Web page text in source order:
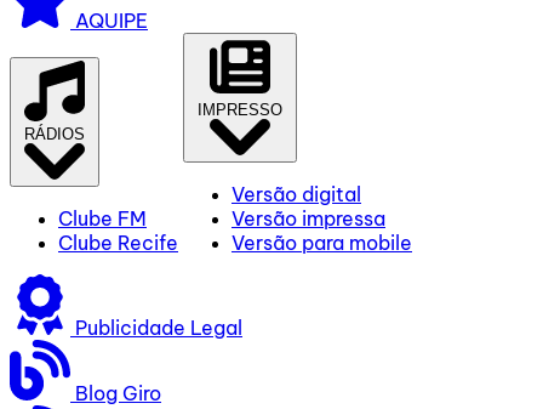
AQUIPE
RÁDIOS
Clube FM
Clube Recife
IMPRESSO
Versão digital
Versão impressa
Versão para mobile
Publicidade Legal
Blog Giro